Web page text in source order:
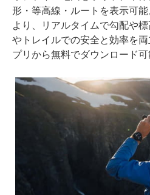
形・等高線・ルートを表示可
より、リアルタイムで勾配や
やトレイルでの安全と効率を
プリから無料でダウンロード可